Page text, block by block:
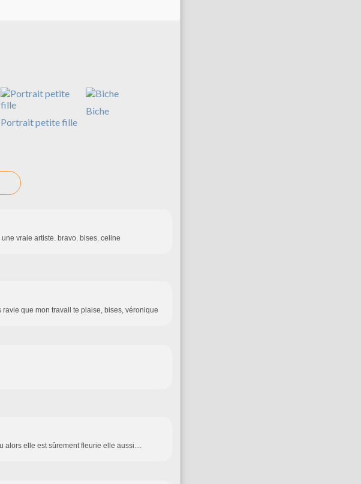
Portrait petite fille
Biche
vraie artiste. bravo. bises. celine
ravie que mon travail te plaise, bises, véronique
alors elle est sûrement fleurie elle aussi....